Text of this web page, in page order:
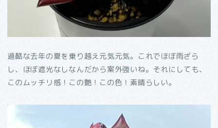
過酷な去年の夏を乗り越え元気元気。これでほぼ雨ざら
し、ほぼ遮光なしなんだから案外強いね。それにしても、
このムッチリ感！この艶！この色！素晴らしい。